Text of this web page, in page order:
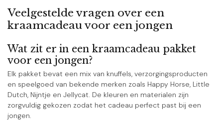
Veelgestelde vragen over een
kraamcadeau voor een jongen
Wat zit er in een kraamcadeau pakket
voor een jongen?
Elk pakket bevat een mix van knuffels, verzorgingsproducten
en speelgoed van bekende merken zoals Happy Horse, Little
Dutch, Nijntje en Jellycat. De kleuren en materialen zijn
zorgvuldig gekozen zodat het cadeau perfect past bij een
jongen.